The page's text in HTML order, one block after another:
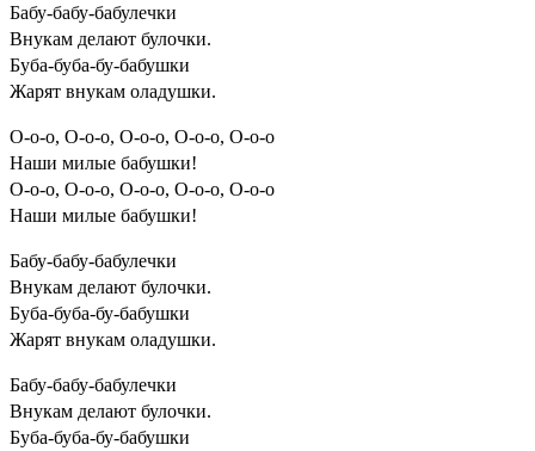
Бабу-бабу-бабулечки
Внукам делают булочки.
Буба-буба-бу-бабушки
Жарят внукам оладушки.
О-о-о, О-о-о, О-о-о, О-о-о, О-о-о
Наши милые бабушки!
О-о-о, О-о-о, О-о-о, О-о-о, О-о-о
Наши милые бабушки!
Бабу-бабу-бабулечки
Внукам делают булочки.
Буба-буба-бу-бабушки
Жарят внукам оладушки.
Бабу-бабу-бабулечки
Внукам делают булочки.
Буба-буба-бу-бабушки